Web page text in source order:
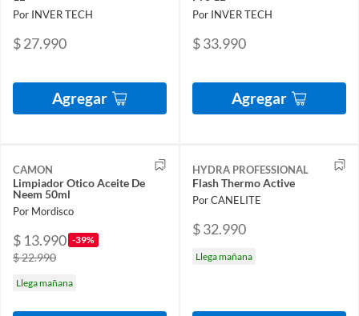
Por INVER TECH
$ 27.990
Agregar
Por INVER TECH
$ 33.990
Agregar
CAMON
Limpiador Otico Aceite De
Neem 50ml
Por Mordisco
$ 13.990 -39%
$ 22.990
Llega mañana
HYDRA PROFESSIONAL
Flash Thermo Active
Por CANELITE
$ 32.990
Llega mañana